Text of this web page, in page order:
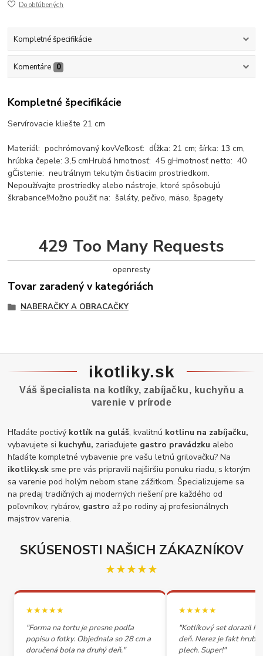
Do obľúbených
Kompletné špecifikácie
Komentáre 0
Kompletné špecifikácie
Servírovacie kliešte 21 cm
Materiál: pochrómovaný kovVeľkosť: dĺžka: 21 cm; šírka: 13 cm,
hrúbka čepele: 3,5 cmHrubá hmotnosť: 45 gHmotnosť netto: 40
gČistenie: neutrálnym tekutým čistiacim prostriedkom.
Nepoužívajte prostriedky alebo nástroje, ktoré spôsobujú
škrabance!Možno použiť na: šaláty, pečivo, mäso, špagety
429 Too Many Requests
openresty
Tovar zaradený v kategóriách
NABERAČKY A OBRACAČKY
ikotliky.sk
Váš špecialista na kotlíky, zabíjačku, kuchyňu a
varenie v prírode
Hľadáte poctivý kotlík na guláš, kvalitnú kotlinu na zabíjačku,
vybavujete si kuchyňu, zariaďujete gastro pravádzku alebo
hľadáte kompletné vybavenie pre vašu letnú grilovačku? Na
ikotliky.sk sme pre vás pripravili najširšiu ponuku riadu, s ktorým
sa varenie pod holým nebom stane zážitkom. Špecializujeme sa
na predaj tradičných aj moderných riešení pre každého od
poľovníkov, rybárov, gastro až po rodiny aj profesionálnych
majstrov varenia.
SKÚSENOSTI NAŠICH ZÁKAZNÍKOV
★★★★★
★★★★★
"Forma na tortu je presne podľa
popisu o fotky. Objednala so 28 cm a
doručená bola na druhý deň."
★★★★★
"Kotlíkový set dorazil
deň. Nerez je fakt
plech. Super!"